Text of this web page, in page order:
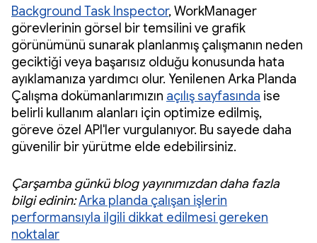
Background Task Inspector, WorkManager
görevlerinin görsel bir temsilini ve grafik
görünümünü sunarak planlanmış çalışmanın neden
geciktiği veya başarısız olduğu konusunda hata
ayıklamanıza yardımcı olur. Yenilenen Arka Planda
Çalışma dokümanlarımızın açılış sayfasında ise
belirli kullanım alanları için optimize edilmiş,
göreve özel API'ler vurgulanıyor. Bu sayede daha
güvenilir bir yürütme elde edebilirsiniz.
Çarşamba günkü blog yayınımızdan daha fazla
bilgi edinin:Arka planda çalışan işlerin
performansıyla ilgili dikkat edilmesi gereken
noktalar